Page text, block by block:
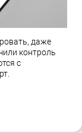
даже
контроль
с